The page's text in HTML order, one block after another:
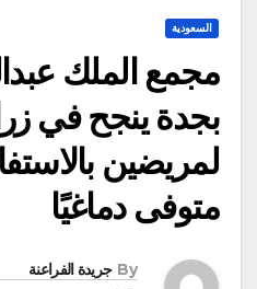
السعودية
مجمع الملك
بجدة ينجح في
لمريضين
متوفى دماغيًا
By جريدة الفراعنة